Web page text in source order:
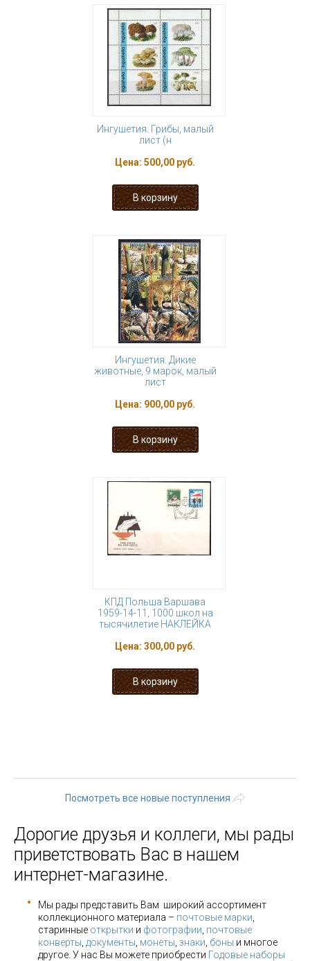
Ингушетия. Грибы, малый
лист (н
Цена: 500,00 руб.
Ингушетия. Дикие
животные, 9 марок, малый
лист
Цена: 900,00 руб.
КПД Польша Варшава
1959-14-11, 1000 школ на
тысячилетие НАКЛЕЙКА
Цена: 300,00 руб.
Посмотреть все новые поступления
Дорогие друзья и коллеги, мы рады
приветствовать Вас в нашем
интернет-магазине.
Мы рады представить Вам широкий ассортимент
коллекционного материала – почтовые марки
старинные открытки и фотографии почтовые
конверты документы монеты знаки боны и многое
другое. У нас Вы можете приобрести Годовые наборы